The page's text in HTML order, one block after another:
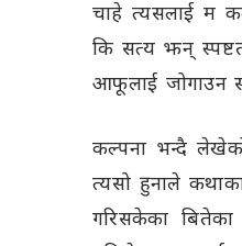
चाहे त्यसलाई म
कि सत्य झन्
आफूलाई जोगाउन
कल्पना भन्दै लेखेको
त्यसो हुनाले
गरिसकेका